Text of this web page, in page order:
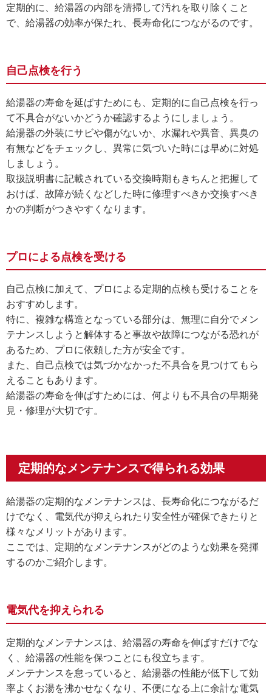
定期的に、給湯器の内部を清掃して汚れを取り除くこと
で、給湯器の効率が保たれ、長寿命化につながるのです。
自己点検を行う
給湯器の寿命を延ばすためにも、定期的に自己点検を行っ
て不具合がないかどうか確認するようにしましょう。
給湯器の外装にサビや傷がないか、水漏れや異音、異臭の
有無などをチェックし、異常に気づいた時には早めに対処
しましょう。
取扱説明書に記載されている交換時期もきちんと把握して
おけば、故障が続くなどした時に修理すべきか交換すべき
かの判断がつきやすくなります。
プロによる点検を受ける
自己点検に加えて、プロによる定期的点検も受けることを
おすすめします。
特に、複雑な構造となっている部分は、無理に自分でメン
テナンスしようと解体すると事故や故障につながる恐れが
あるため、プロに依頼した方が安全です。
また、自己点検では気づかなかった不具合を見つけてもら
えることもあります。
給湯器の寿命を伸ばすためには、何よりも不具合の早期発
見・修理が大切です。
定期的なメンテナンスで得られる効果
給湯器の定期的なメンテナンスは、長寿命化につながるだ
けでなく、電気代が抑えられたり安全性が確保できたりと
様々なメリットがあります。
ここでは、定期的なメンテナンスがどのような効果を発揮
するのかご紹介します。
電気代を抑えられる
定期的なメンテナンスは、給湯器の寿命を伸ばすだけでな
く、給湯器の性能を保つことにも役立ちます。
メンテナンスを怠っていると、給湯器の性能が低下して効
率よくお湯を沸かせなくなり、不便になる上に余計な電気